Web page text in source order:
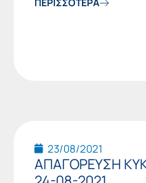
ΠΕΡΙΣΣΟΤΕΡΑ
23/08/2021
ΑΠΑΓΟΡΕΥΣΗ